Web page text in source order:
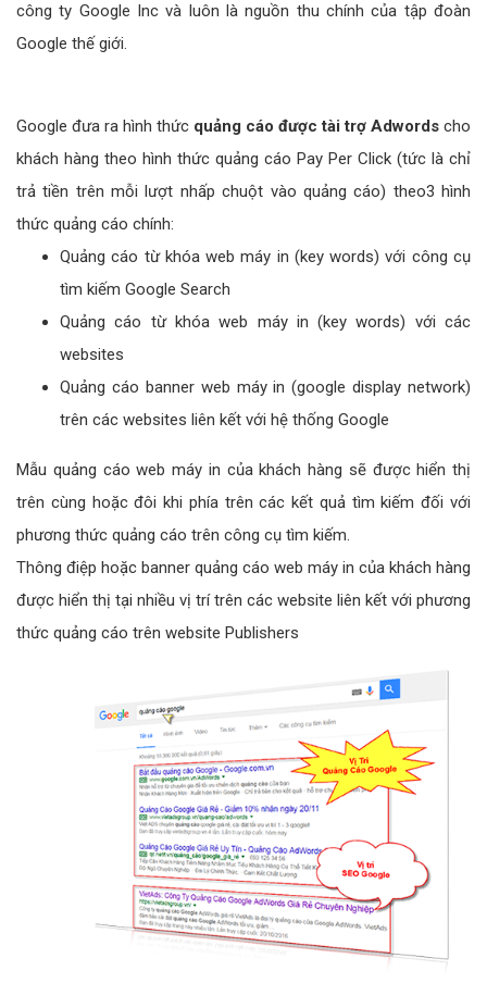
công ty Google Inc và luôn là nguồn thu chính của tập đoàn
Google thế giới.
Google đưa ra hình thức quảng cáo được tài trợ Adwords cho
khách hàng theo hình thức quảng cáo Pay Per Click (tức là chỉ
trả tiền trên mỗi lượt nhấp chuột vào quảng cáo) theo3 hình
thức quảng cáo chính:
Quảng cáo từ khóa web máy in (key words) với công cụ
tìm kiếm Google Search
Quảng cáo từ khóa web máy in (key words) với các
websites
Quảng cáo banner web máy in (google display network)
trên các websites liên kết với hệ thống Google
Mẫu quảng cáo web máy in của khách hàng sẽ được hiển thị
trên cùng hoặc đôi khi phía trên các kết quả tìm kiếm đối với
phương thức quảng cáo trên công cụ tìm kiếm.
Thông điệp hoặc banner quảng cáo web máy in của khách hàng
được hiển thị tại nhiều vị trí trên các website liên kết với phương
thức quảng cáo trên website Publishers